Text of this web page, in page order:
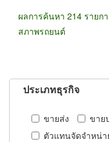
ผลการค้นหา 214 รายก
สภาพรถยนต์
ประเภทธุรกิจ
ขายส่ง ขาย
ตัวแทนจัดจำหน่า